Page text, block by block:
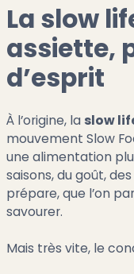
La slow
assiette,
d’esprit
À l’origine, la slow
mouvement Slow
une alimentation
saisons, du goût,
prépare, que l’on
savourer.
Mais très vite, le